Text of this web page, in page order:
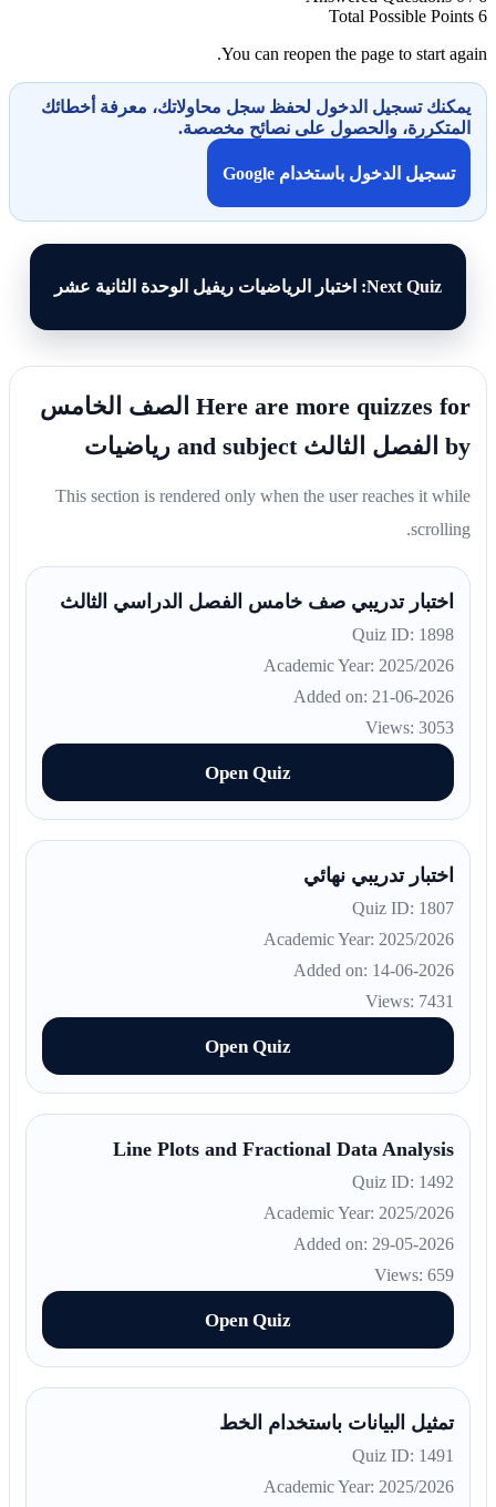
Total Possible Points 6
You can reopen the page to start again.
يمكنك تسجيل الدخول لحفظ سجل محاولاتك، معرفة أخطائك
المتكررة، والحصول على نصائح مخصصة.
تسجيل الدخول باستخدام Google
Next Quiz: اختبار الرياضيات ريفيل الوحدة الثانية عشر
Here are more quizzes for الصف الخامس
by الفصل الثالث and subject رياضيات
This section is rendered only when the user reaches it while
scrolling.
اختبار تدريبي صف خامس الفصل الدراسي الثالث
Quiz ID: 1898
Academic Year: 2025/2026
Added on: 21-06-2026
Views: 3053
Open Quiz
اختبار تدريبي نهائي
Quiz ID: 1807
Academic Year: 2025/2026
Added on: 14-06-2026
Views: 7431
Open Quiz
Line Plots and Fractional Data Analysis
Quiz ID: 1492
Academic Year: 2025/2026
Added on: 29-05-2026
Views: 659
Open Quiz
تمثيل البيانات باستخدام الخط
Quiz ID: 1491
Academic Year: 2025/2026